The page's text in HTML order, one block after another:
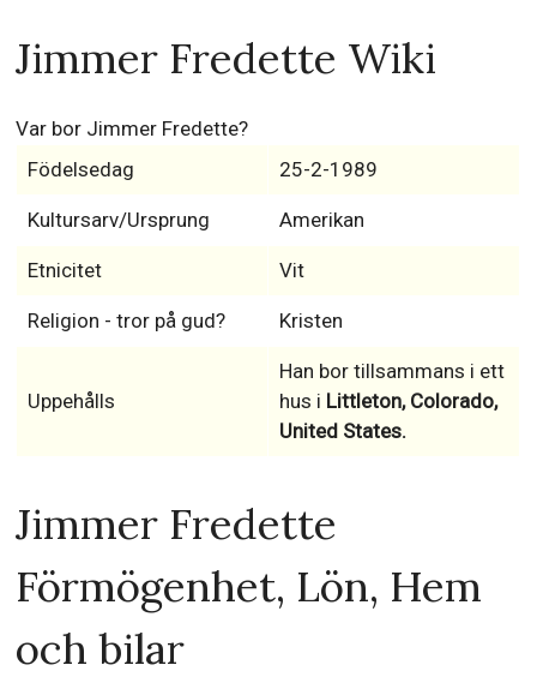
Jimmer Fredette Wiki
Var bor Jimmer Fredette?
Födelsedag
25-2-1989
Kultursarv/Ursprung Amerikan
Etnicitet Vit
Religion - tror på gud? Kristen
Uppehålls
Han bor tillsammans i ett
hus i Littleton, Colorado,
United States.
Jimmer Fredette
Förmögenhet, Lön, Hem
och bilar